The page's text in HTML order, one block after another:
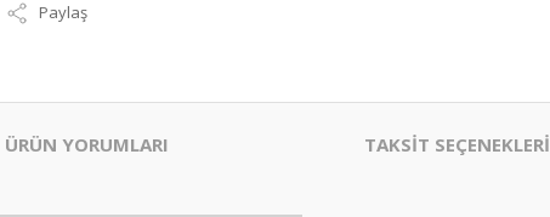
Paylaş
ÜRÜN YORUMLARI TAKSİT SEÇENEKLERİ